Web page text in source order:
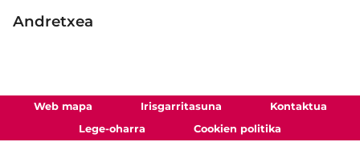
Andretxea
Web mapa Irisgarritasuna
Kontaktua
Lege-oharra
Cookien politika